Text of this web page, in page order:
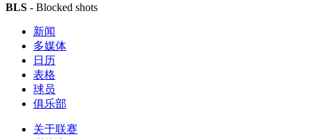
BLS - Blocked shots
新闻
多媒体
日历
表格
球员
俱乐部
关于联赛